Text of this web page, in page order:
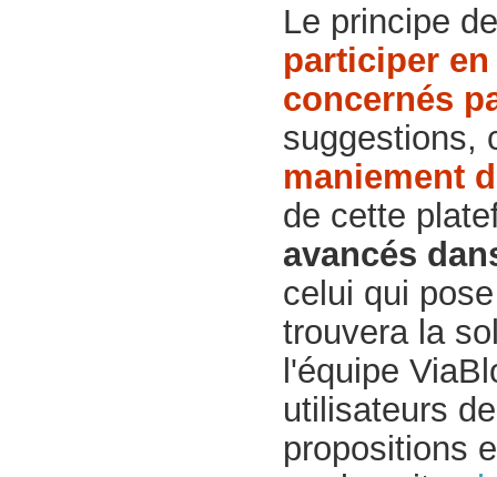
Le principe
participer
concernés
suggestions,
maniement
de cette
avancés
celui qui
trouvera la
l'équipe
utilisateurs
propositions